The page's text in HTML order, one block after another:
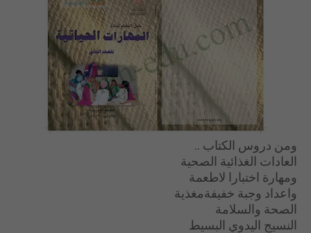
ومن دروس الكتاب ..
العادات الغذائية الصحية
ومهارة اختبارا لاطعمة
واعداد وجبة خفيفةمغذية
الصحة والسلامة
النسيج اليدوي البسيط